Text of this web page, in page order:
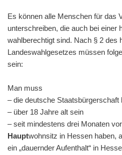
Es können alle Menschen für das
unterschreiben, die auch bei einer
wahlberechtigt sind. Nach § 2 des
Landeswahlgesetzes müssen
sein:
Man muss
– die deutsche Staatsbürgerschaft
– über 18 Jahre alt sein
– seit mindestens drei Monaten
Hauptwohnsitz in Hessen haben,
ein „dauernder Aufenthalt“ in